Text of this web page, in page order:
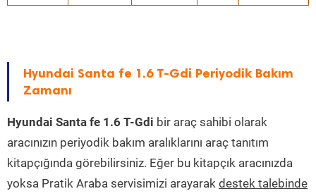
Hyundai Santa fe 1.6 T-Gdi Periyodik Bakım
Zamanı
Hyundai Santa fe 1.6 T-Gdi bir araç sahibi olarak
aracınızın periyodik bakım aralıklarını araç tanıtım
kitapçığında görebilirsiniz. Eğer bu kitapçık aracınızda
yoksa Pratik Araba servisimizi arayarak destek talebinde